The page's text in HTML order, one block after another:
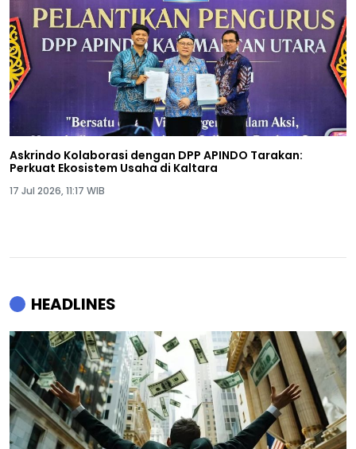
Askrindo Kolaborasi dengan DPP APINDO Tarakan:
Perkuat Ekosistem Usaha di Kaltara
17 Jul 2026, 11:17 WIB
HEADLINES